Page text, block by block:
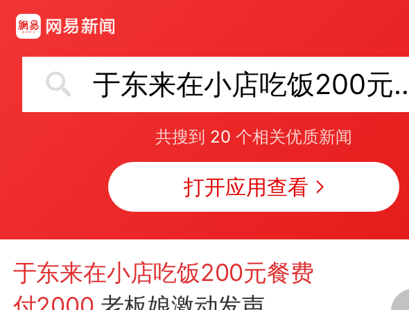
于东来在小
共搜到 20 个相关优质新闻
打开应用查看
于东来在小店吃饭200元餐费